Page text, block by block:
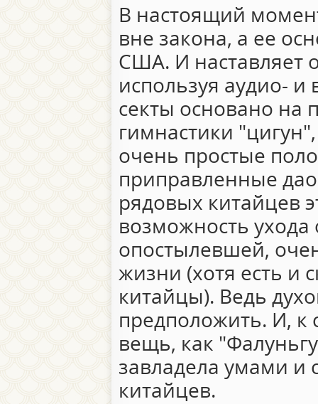
В настоящий
вне закона, а ее
США. И наставляет
используя аудио- и
секты основано на
гимнастики
очень простые
приправленные
рядовых китайцев
возможность
опостылевшей,
жизни (хотя есть и
китайцы). Ведь
предположить. И, к
вещь, как
завладела умами и
китайцев.